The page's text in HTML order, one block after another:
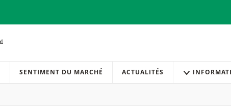
SENTIMENT DU MARCHÉ ACTUALITÉS